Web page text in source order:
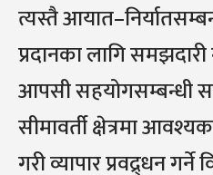
त्यस्तै
प्रदानका लागि
आपसी सहयोगसम्बन्धी
सीमावर्ती क्षेत्रमा
गरी व्यापार प्रवद्र्धन